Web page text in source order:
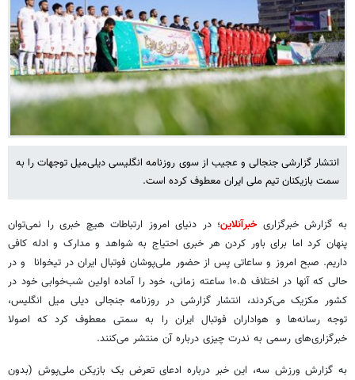
انتشار گزارشی جنجالی و عجیب از سوی روزنامه انگلیسی دیلی‌میل توجهات را به
سمت بازیکنان تیم ملی ایران معطوف کرده است.
به گزارش خبرگزاریخبرآنلاین؛ در دنیای امروز ارتباطات هیچ خبری را نمی‌توان
پنهان کرد اما برای باور کردن هر خبری احتیاج به شواهد و مدارک و ادله کافی
داریم. صبح امروز و ساعاتی پس از حضور ملی‌پوشان فوتبال ایران در تیخوانا و در
حالی که آنها در اختلاف ۱۰.۵ ساعته زمانی، خود را آماده اولین شب‌خوابی خود در
کشور مکزیک می‌کردند، انتشار گزارشی در روزنامه جنجالی دیلی میل انگلیس،
توجه رسانه‌ها و هواداران فوتبال ایران را به سمتی معطوف کرد که اصولا
خبرگزاری‌های رسمی به ندرت چیزی درباره آن منتشر می‌کنند.
به گزارش ورزش سه، این خبر درباره ادعای تعرض یک بازیکن ملی‌پوش (بدون